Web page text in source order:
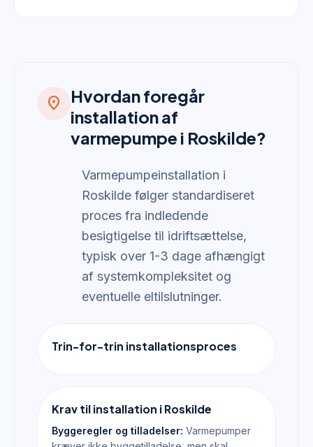
location_on
Hvordan foregår
installation af
varmepumpe i Roskilde?
Varmepumpeinstallation i
Roskilde følger standardiseret
proces fra indledende
besigtigelse til idriftsættelse,
typisk over 1-3 dage afhængigt
af systemkompleksitet og
eventuelle eltilslutninger.
Trin-for-trin installationsproces
Krav til installation i Roskilde
Byggeregler og tilladelser: Varmepumper